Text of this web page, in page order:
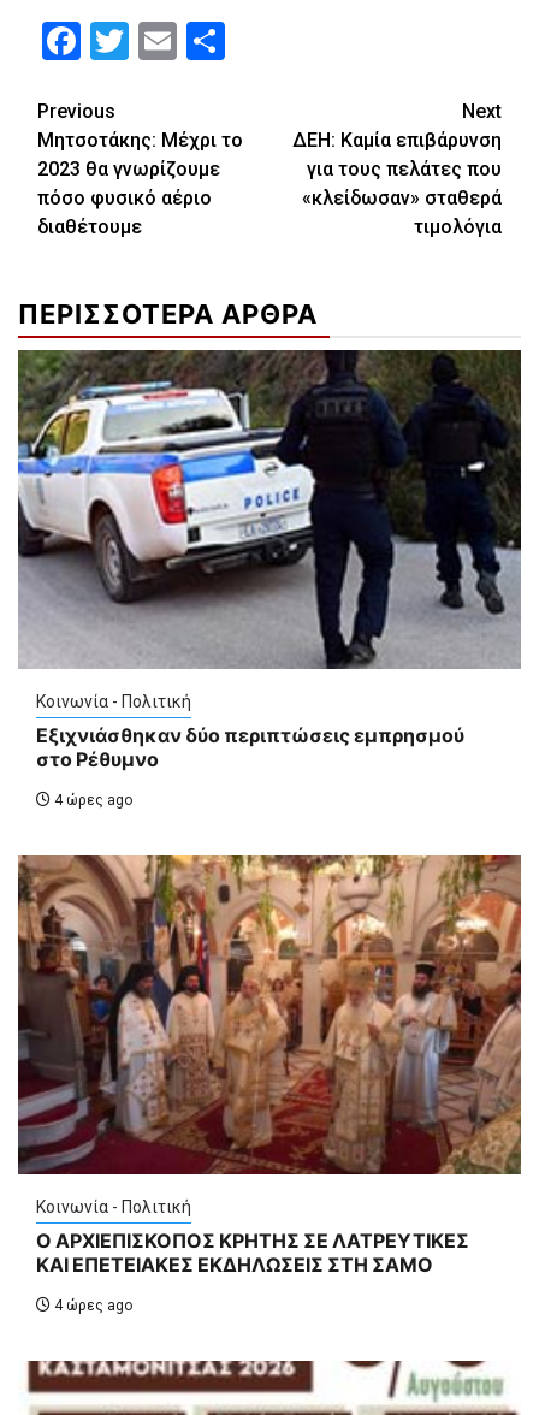
Facebook
Twitter
Email
Continue
Reading
Previous
Μητσοτάκης: Μέχρι το
2023 θα γνωρίζουμε
πόσο φυσικό αέριο
διαθέτουμε
Next
ΔΕΗ: Καμία επιβάρυνση
για τους πελάτες που
«κλείδωσαν» σταθερά
τιμολόγια
ΠΕΡΙΣΣΟΤΕΡΑ ΑΡΘΡΑ
Κοινωνία - Πολιτική
Εξιχνιάσθηκαν δύο περιπτώσεις εμπρησμού
στο Ρέθυμνο
4 ώρες ago
Κοινωνία - Πολιτική
Ο ΑΡΧΙΕΠΙΣΚΟΠΟΣ ΚΡΗΤΗΣ ΣΕ ΛΑΤΡΕΥΤΙΚΕΣ
ΚΑΙ ΕΠΕΤΕΙΑΚΕΣ ΕΚΔΗΛΩΣΕΙΣ ΣΤΗ ΣΑΜΟ
4 ώρες ago